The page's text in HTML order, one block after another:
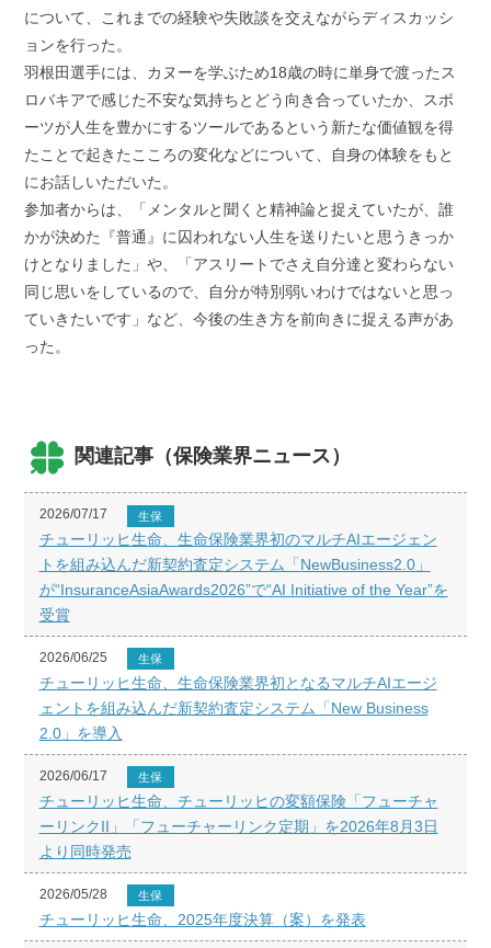
について、これまでの経験や失敗談を交えながらディスカッシ
ョンを行った。
羽根田選手には、カヌーを学ぶため18歳の時に単身で渡ったス
ロバキアで感じた不安な気持ちとどう向き合っていたか、スポ
ーツが人生を豊かにするツールであるという新たな価値観を得
たことで起きたこころの変化などについて、自身の体験をもと
にお話しいただいた。
参加者からは、「メンタルと聞くと精神論と捉えていたが、誰
かが決めた『普通』に囚われない人生を送りたいと思うきっか
けとなりました」や、「アスリートでさえ自分達と変わらない
同じ思いをしているので、自分が特別弱いわけではないと思っ
ていきたいです」など、今後の生き方を前向きに捉える声があ
った。
関連記事（保険業界ニュース）
2026/07/17 生保
チューリッヒ生命、生命保険業界初のマルチAIエージェン
トを組み込んだ新契約査定システム「NewBusiness2.0」
が“InsuranceAsiaAwards2026”で“AI Initiative of the Year”を
受賞
2026/06/25 生保
チューリッヒ生命、生命保険業界初となるマルチAIエージ
ェントを組み込んだ新契約査定システム「New Business
2.0」を導入
2026/06/17 生保
チューリッヒ生命、チューリッヒの変額保険「フューチャ
ーリンクII」「フューチャーリンク定期」を2026年8月3日
より同時発売
2026/05/28 生保
チューリッヒ生命、2025年度決算（案）を発表